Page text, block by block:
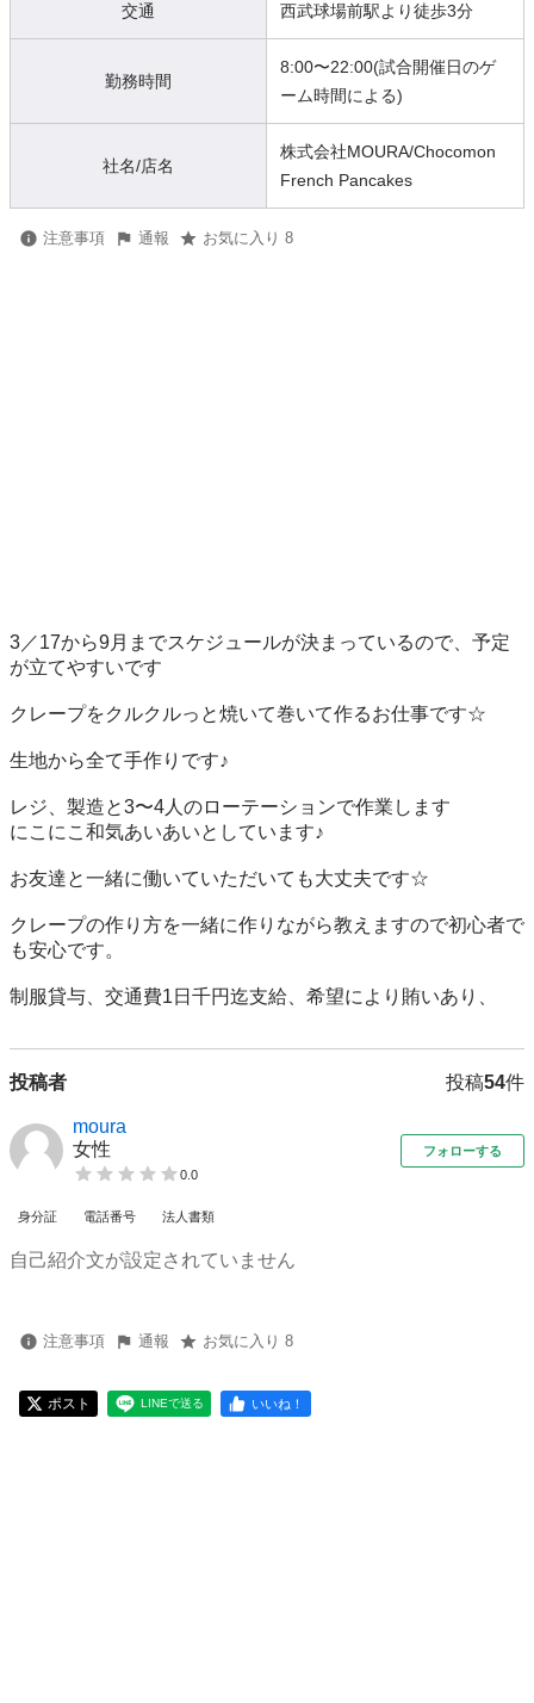
交通 西武球場前駅より徒歩3分
勤務時間
8:00〜22:00(試合開催日のゲ
ーム時間による)
社名/店名
株式会社MOURA/Chocomon
French Pancakes
注意事項 通報 お気に入り 8
3／17から9月までスケジュールが決まっているので、予定
が立てやすいです
クレープをクルクルっと焼いて巻いて作るお仕事です☆
生地から全て手作りです♪
レジ、製造と3〜4人のローテーションで作業します
にこにこ和気あいあいとしています♪
お友達と一緒に働いていただいても大丈夫です☆
クレープの作り方を一緒に作りながら教えますので初心者で
も安心です。
制服貸与、交通費1日千円迄支給、希望により賄いあり、
投稿者 投稿54件
moura
女性
0.0
フォローする
身分証 電話番号 法人書類
自己紹介文が設定されていません
注意事項 通報 お気に入り 8
ポスト LINEで送る いいね！